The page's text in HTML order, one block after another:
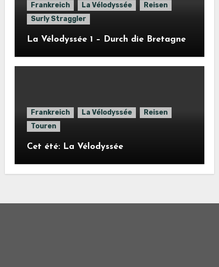
Frankreich La Vélodyssée
Reisen
Surly Straggler
La Vélodyssée 1 – Durch die Bretagne
Frankreich La Vélodyssée
Reisen
Touren
Cet été: La Vélodyssée